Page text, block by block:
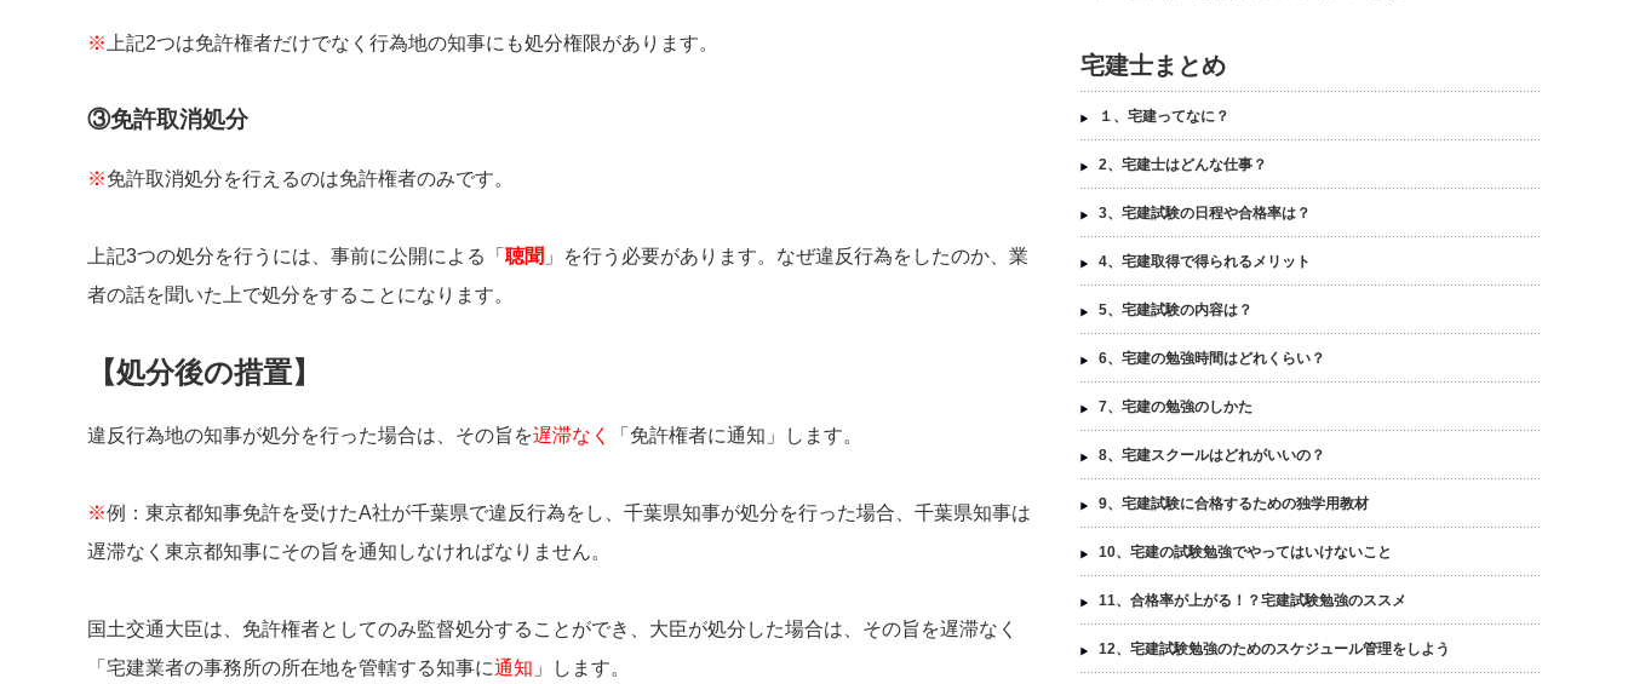
※ 上記2つは免許権者だけでなく行為地の知事にも処分権限があります。
③免許取消処分
※免許取消処分を行えるのは免許権者のみです。
上記3つの処分を行うには、事前に公開による「 聴聞 」を行う必要があります。なぜ違反行為をしたのか、業
者の話を聞いた上で処分をすることになります。
【処分後の措置】
違反行為地の知事が処分を行った場合は、その旨を遅滞なく 「免許権者に通知」します。
※例：東京都知事免許を受けたA社が千葉県で違反行為をし、千葉県知事が処分を行った場合、千葉県知事は
遅滞なく東京都知事にその旨を通知しなければなりません。
国土交通大臣は、免許権者としてのみ監督処分することができ、大臣が処分した場合は、その旨を遅滞なく
「宅建業者の事務所の所在地を管轄する知事に通知 」します。
宅建士まとめ
１、宅建ってなに？
2、宅建士はどんな仕事？
3、宅建試験の日程や合格率は？
4、宅建取得で得られるメリット
5、宅建試験の内容は？
6、宅建の勉強時間はどれくらい？
7、宅建の勉強のしかた
8、宅建スクールはどれがいいの？
9、宅建試験に合格するための独学用教材
10、宅建の試験勉強でやってはいけないこと
11、合格率が上がる！？宅建試験勉強のススメ
12、宅建試験勉強のためのスケジュール管理をしよう